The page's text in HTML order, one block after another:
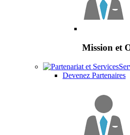
Mission et
Devenez Partenaires